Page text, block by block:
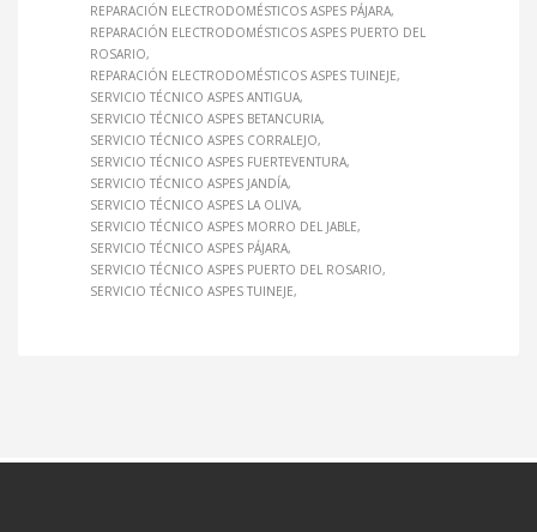
REPARACIÓN ELECTRODOMÉSTICOS ASPES PÁJARA
REPARACIÓN ELECTRODOMÉSTICOS ASPES PUERTO DEL
ROSARIO
REPARACIÓN ELECTRODOMÉSTICOS ASPES TUINEJE
SERVICIO TÉCNICO ASPES ANTIGUA
SERVICIO TÉCNICO ASPES BETANCURIA
SERVICIO TÉCNICO ASPES CORRALEJO
SERVICIO TÉCNICO ASPES FUERTEVENTURA
SERVICIO TÉCNICO ASPES JANDÍA
SERVICIO TÉCNICO ASPES LA OLIVA
SERVICIO TÉCNICO ASPES MORRO DEL JABLE
SERVICIO TÉCNICO ASPES PÁJARA
SERVICIO TÉCNICO ASPES PUERTO DEL ROSARIO
SERVICIO TÉCNICO ASPES TUINEJE